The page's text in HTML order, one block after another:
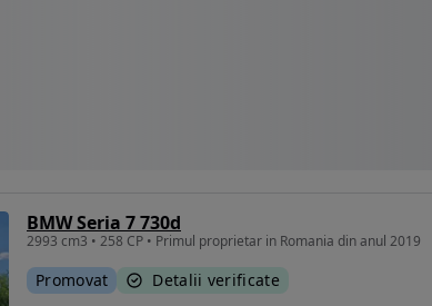
BMW Seria 7 730d
2993 cm3 • 258 CP • Primul proprietar in Romania din anul 2019
Promovat Detalii verificate